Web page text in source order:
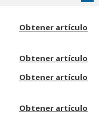
Obtener artículo
Obtener artículo
Obtener artículo
Obtener artículo